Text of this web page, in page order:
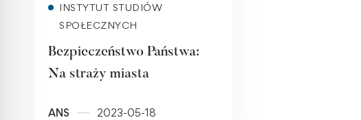
INSTYTUT STUDIÓW
SPOŁECZNYCH
Bezpieczeństwo Państwa:
Na straży miasta
ANS 2023-05-18